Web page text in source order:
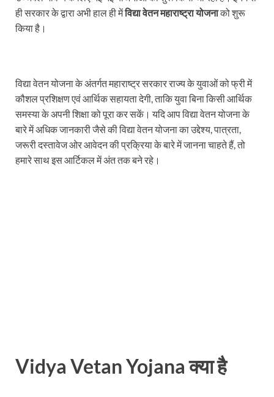
ही सरकार के द्वारा अभी हाल ही मेंविद्या वेतन महाराष्ट्रा योजनाको शुरू
किया है।
विद्या वेतन योजना के अंतर्गत महाराष्ट्र सरकार राज्य के युवाओं को फ्री में
कौशल प्रशिक्षण एवं आर्थिक सहायता देगी, ताकि युवा बिना किसी आर्थिक
समस्या के अपनी शिक्षा को पूरा कर सकें। यदि आप विद्या वेतन योजना के
बारे में अधिक जानकारी जैसे की विद्या वेतन योजना का उद्देश्य, पात्रता,
जरूरी दस्तावेज ओर आवेदन की प्रक्रिया के बारे में जानना चाहते हैं, तो
हमारे साथ इस आर्टिकल में अंत तक बने रहे।
Vidya Vetan Yojanaक्याहै